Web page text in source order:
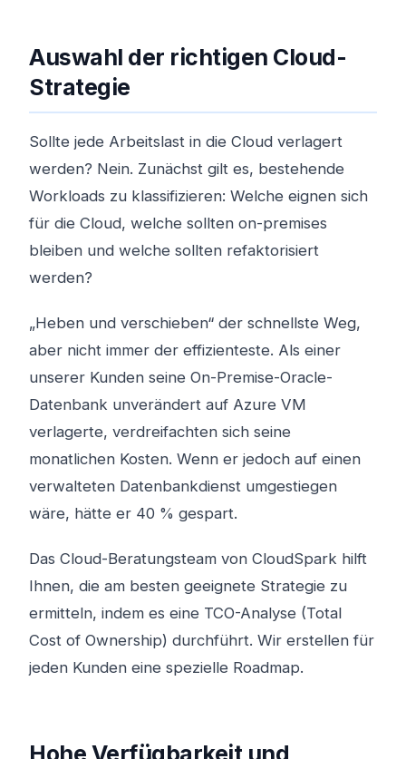
Auswahl der richtigen Cloud-
Strategie
Sollte jede Arbeitslast in die Cloud verlagert
werden? Nein. Zunächst gilt es, bestehende
Workloads zu klassifizieren: Welche eignen sich
für die Cloud, welche sollten on-premises
bleiben und welche sollten refaktorisiert
werden?
„Heben und verschieben“ der schnellste Weg,
aber nicht immer der effizienteste. Als einer
unserer Kunden seine On-Premise-Oracle-
Datenbank unverändert auf Azure VM
verlagerte, verdreifachten sich seine
monatlichen Kosten. Wenn er jedoch auf einen
verwalteten Datenbankdienst umgestiegen
wäre, hätte er 40 % gespart.
Das Cloud-Beratungsteam von CloudSpark hilft
Ihnen, die am besten geeignete Strategie zu
ermitteln, indem es eine TCO-Analyse (Total
Cost of Ownership) durchführt. Wir erstellen für
jeden Kunden eine spezielle Roadmap.
Hohe Verfügbarkeit und